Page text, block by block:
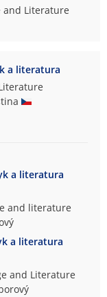
and Literature
a literatura
a literatura
and literature
a literatura
and Literature